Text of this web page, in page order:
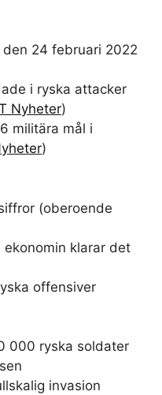
24 februari 2022
i ryska attacker
Nyheter)
militära mål i
)
(oberoende
ekonomin klarar det
offensiver
000 ryska soldater
invasion